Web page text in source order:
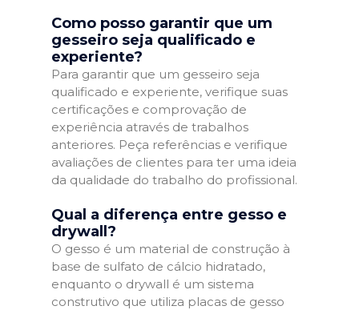
Como posso garantir que um
gesseiro seja qualificado e
experiente?
Para garantir que um gesseiro seja
qualificado e experiente, verifique suas
certificações e comprovação de
experiência através de trabalhos
anteriores. Peça referências e verifique
avaliações de clientes para ter uma ideia
da qualidade do trabalho do profissional.
Qual a diferença entre gesso e
drywall?
O gesso é um material de construção à
base de sulfato de cálcio hidratado,
enquanto o drywall é um sistema
construtivo que utiliza placas de gesso